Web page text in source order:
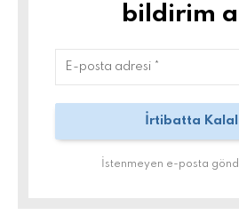
bildirim
İstenmeyen e-posta